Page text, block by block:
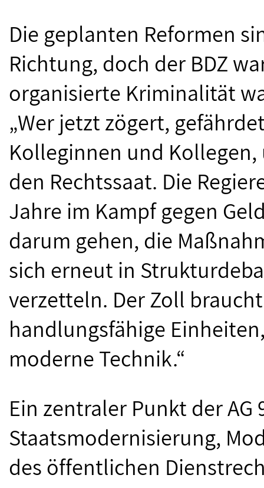
Die geplanten Reformen
Richtung, doch der BDZ
organisierte Kriminalität
„Wer jetzt zögert,
Kolleginnen und
den Rechtssaat. Die
Jahre im Kampf gegen
darum gehen, die
sich erneut in
verzetteln. Der Zoll
handlungsfähige
moderne Technik.“
Ein zentraler Punkt der
Staatsmodernisierung,
des öffentlichen